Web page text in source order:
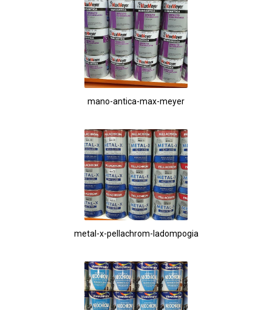
mano-antica-max-meyer
metal-x-pellachrom-ladompogia